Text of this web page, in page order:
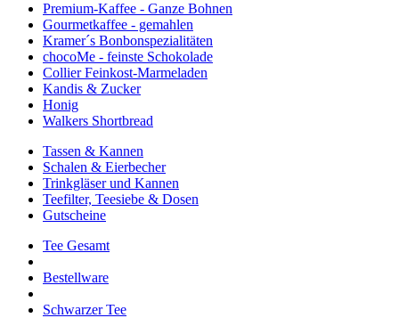
Premium-Kaffee - Ganze Bohnen
Gourmetkaffee - gemahlen
Kramer´s Bonbonspezialitäten
chocoMe - feinste Schokolade
Collier Feinkost-Marmeladen
Kandis & Zucker
Honig
Walkers Shortbread
Tassen & Kannen
Schalen & Eierbecher
Trinkgläser und Kannen
Teefilter, Teesiebe & Dosen
Gutscheine
Tee Gesamt
Bestellware
Schwarzer Tee